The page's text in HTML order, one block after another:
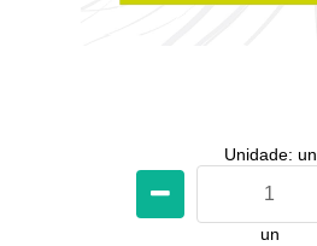
Unidade: un
un